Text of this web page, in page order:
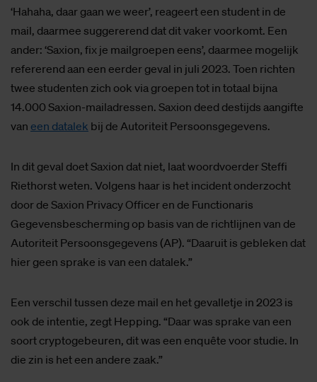
‘Hahaha, daar gaan we weer’, reageert een student in de
mail, daarmee suggererend dat dit vaker voorkomt. Een
ander: ‘Saxion, fix je mailgroepen eens’, daarmee mogelijk
refererend aan een eerder geval in juli 2023. Toen richten
twee studenten zich ook via groepen tot in totaal bijna
14.000 Saxion-mailadressen. Saxion deed destijds aangifte
van een datalek bij de Autoriteit Persoonsgegevens.
In dit geval doet Saxion dat niet, laat woordvoerder Steffi
Riethorst weten. Volgens haar is het incident onderzocht
door de Saxion Privacy Officer en de Functionaris
Gegevensbescherming op basis van de richtlijnen van de
Autoriteit Persoonsgegevens (AP). “Daaruit is gebleken dat
hier geen sprake is van een datalek.”
Een verschil tussen deze mail en het gevalletje in 2023 is
ook de intentie, zegt Hepping. “Daar was sprake van een
soort cryptogebeuren, dit was een enquête voor studie. In
die zin is het een andere zaak.”